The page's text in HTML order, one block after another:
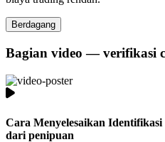
Berdagang
Bagian video — verifikasi
Cara Menyelesaikan
dari penipuan